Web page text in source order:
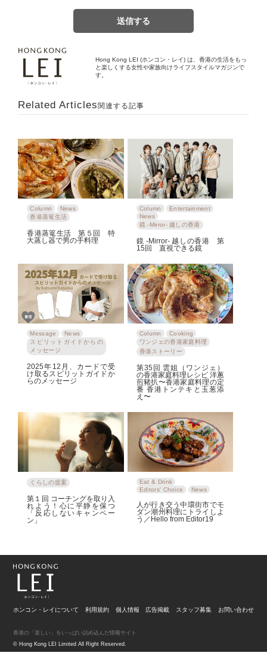
Hong Kong LEI (ホンコン・レイ) は、香港の生活をもっ
と楽しくする女性や家族向けライフスタイルマガジンで
す。
Related Articles関連する記事
Column
News
香港蒸篭生活
香港蒸篭生活 第５回 特
大蒸し器で男の手料理
Column
Entertainment
News
鏡 -Mirror- 越しの香港
鏡 -Mirror- 越しの香港 第
15回 直視できる鏡
Message
News
スピリットガイドからの
メッセージ
2025年12月、カードで受
け取るスピリットガイドか
らのメッセージ
Column
Cooking
ワンジェの香港家庭料理
香港ストーリー
第35回 雲姐（ワンジェ）
の香港家庭料理レシピ 洋蔥
煎豬扒〜香港家庭料理の定
番 香港トンテキと玉葱添
え〜
くらしの提案
第１回 コーチングを取り入
れよう！心に平静を保つ
「反応しないキャンペー
ン」
Eat & Drink
Editors' Choice
News
人が行き交う中環街市でモ
ダン潮州料理にトライしよ
う／Hello from Editor19
ホンコン・レイについて 利用規約 個人情報 広告掲載 スタッフ募集 お問い合わせ
© Hong Kong LEI Limited All Right Reserved.
香港の「楽しい」をいっぱい詰め込んだ情報サイト